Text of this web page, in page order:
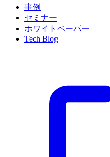
事例
セミナー
ホワイトペーパー
Tech Blog